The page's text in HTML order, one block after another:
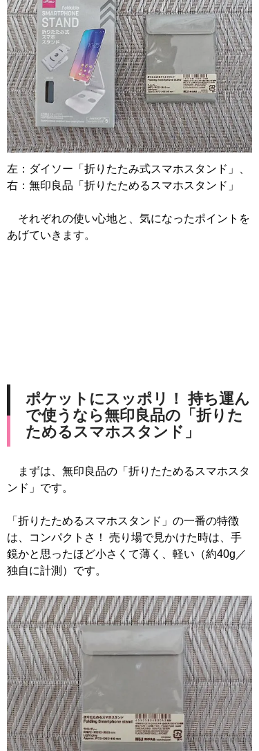
左：ダイソー「折りたたみ式スマホスタンド」、
右：無印良品「折りたためるスマホスタンド」
それぞれの使い心地と、気になったポイントを
あげていきます。
ポケットにスッポリ！ 持ち運ん
で使うなら無印良品の「折りた
ためるスマホスタンド」
まずは、無印良品の「折りたためるスマホスタ
ンド」です。
「折りたためるスマホスタンド」の一番の特徴
は、コンパクトさ！ 売り場で見かけた時は、手
鏡かと思ったほど小さくて薄く、軽い（約40g／
独自に計測）です。